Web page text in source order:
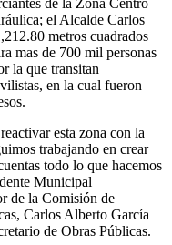
de la Zona Centro
el Alcalde Carlos
metros cuadrados
mas de 700 mil personas
la que transitan
en la cual fueron
esta zona con la
trabajando en crear
todo lo que hacemos
Municipal
de la Comisión de
Carlos Alberto García
de Obras Públicas.